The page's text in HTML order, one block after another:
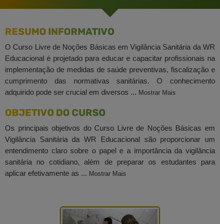
RESUMO INFORMATIVO
O Curso Livre de Noções Básicas em Vigilância Sanitária da WR
Educacional é projetado para educar e capacitar profissionais na
implementação de medidas de saúde preventivas, fiscalização e
cumprimento das normativas sanitárias. O conhecimento
adquirido pode ser crucial em diversos ... Mostrar Mais
OBJETIVO DO CURSO
Os principais objetivos do Curso Livre de Noções Básicas em
Vigilância Sanitária da WR Educacional são proporcionar um
entendimento claro sobre o papel e a importância da vigilância
sanitária no cotidiano, além de preparar os estudantes para
aplicar efetivamente as ... Mostrar Mais